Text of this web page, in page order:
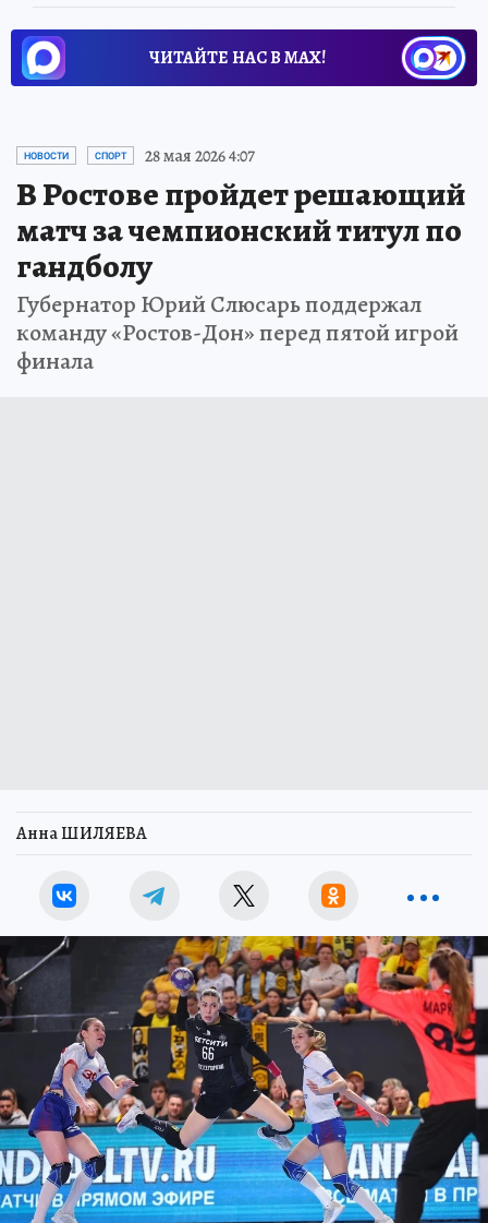
ЧИТАЙТЕ НАС В МАХ!
НОВОСТИ СПОРТ 28 мая 2026 4:07
В Ростове пройдет решающий
матч за чемпионский титул по
гандболу
Губернатор Юрий Слюсарь поддержал
команду «Ростов-Дон» перед пятой игрой
финала
Анна ШИЛЯЕВА